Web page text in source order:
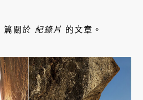
篇關於 紀錄片 的文章。